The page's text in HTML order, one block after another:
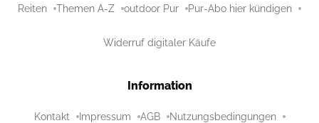
Reiten Themen A-Z outdoor Pur Pur-Abo hier kündigen
Widerruf digitaler Käufe
Information
Kontakt Impressum AGB Nutzungsbedingungen